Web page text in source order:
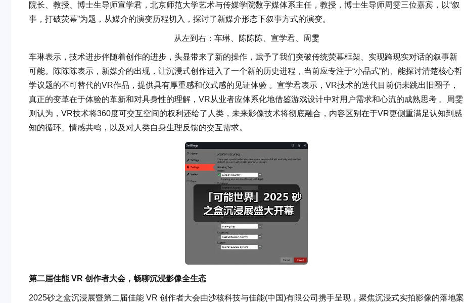
院长、教授、博士生导师宣学君，北京师范大学艺术与传媒学院数字媒体系主任，教授，博士生导师周雯三位嘉宾，以“叙
事，打破荧幕”为题，从媒介的演变历程切入，探讨了新媒介形态下叙事方式的演变。
从左到右：车琳、陈陈陈、宣学君、周雯
车琳表示，技术进步伴随着创作的进步，头显带来了新的操作，赋予了我们突破传统荧幕框架、实现跨现实对话的叙事新
可能。陈陈陈表示，新媒介的出现，让沉浸式创作进入了一个新的历史进程，当前应专注于“小品式”的、能探讨清楚核心哲
学议题的不可替代的VR作品，提供具有厚重感和仪式感的见证体验 。宣学君表示，VR技术的迭代目前仍未跳出旧圈子，
真正的变革在于体验的革新和对具身性的理解，VR从业者应体系化地借鉴游戏设计中对用户需求和心流的成熟思考 。周雯
则认为，VR技术将360度可交互空间的权利还给了人类，未来影像技术将彻底融合，内容区别在于VR更侧重满足认知到感
知的循环、情感共鸣，以及对人类自身生理反馈的交互需求。
第二届佳能 VR 创作者大会，畅聊沉浸影像全生态
2025砂之盒沉浸展暨第二届佳能 VR 创作者大会由沙核科技与佳能(中国)有限公司携手呈现，聚焦沉浸式实拍影像的落地案